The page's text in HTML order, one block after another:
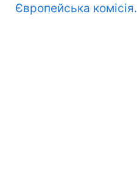
Європейська комісія.